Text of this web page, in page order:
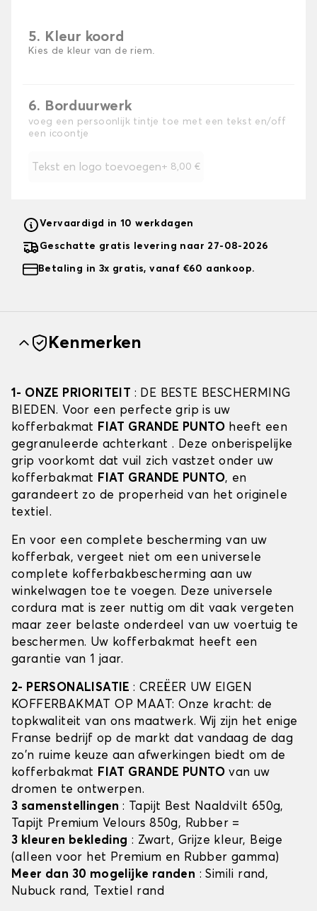
5. Kleur koord
Kies de kleur van de riem.
6. Borduurwerk
voeg een persoonlijk tintje toe met een tekst en/off
een icoontje
Tekst en logo toevoegen+ 8,00 €
Vervaardigd in 10 werkdagen
Geschatte gratis levering naar 27-08-2026
Betaling in 3x gratis, vanaf €60 aankoop.
Kenmerken
1- ONZE PRIORITEIT : DE BESTE BESCHERMING
BIEDEN. Voor een perfecte grip is uw
kofferbakmat FIAT GRANDE PUNTO heeft een
gegranuleerde achterkant . Deze onberispelijke
grip voorkomt dat vuil zich vastzet onder uw
kofferbakmat FIAT GRANDE PUNTO, en
garandeert zo de properheid van het originele
textiel.
En voor een complete bescherming van uw
kofferbak, vergeet niet om een universele
complete kofferbakbescherming aan uw
winkelwagen toe te voegen. Deze universele
cordura mat is zeer nuttig om dit vaak vergeten
maar zeer belaste onderdeel van uw voertuig te
beschermen. Uw kofferbakmat heeft een
garantie van 1 jaar.
2- PERSONALISATIE: CREËER UW EIGEN
KOFFERBAKMAT OP MAAT: Onze kracht: de
topkwaliteit van ons maatwerk. Wij zijn het enige
Franse bedrijf op de markt dat vandaag de dag
zo'n ruime keuze aan afwerkingen biedt om de
kofferbakmat FIAT GRANDE PUNTO van uw
dromen te ontwerpen.
3 samenstellingen: Tapijt Best Naaldvilt 650g,
Tapijt Premium Velours 850g, Rubber =
3 kleuren bekleding : Zwart, Grijze kleur, Beige
(alleen voor het Premium en Rubber gamma)
Meer dan 30 mogelijke randen : Simili rand,
Nubuck rand, Textiel rand